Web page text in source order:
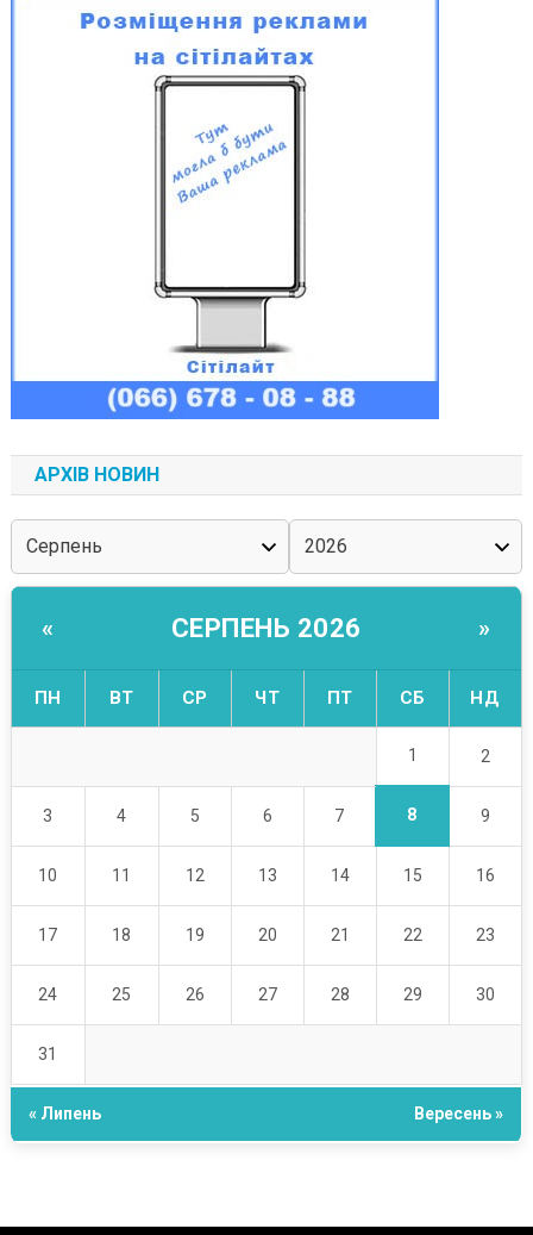
АРХІВ НОВИН
« СЕРПЕНЬ 2026 »
ПН ВТ СР ЧТ ПТ СБ НД
1 2
3 4 5 6 7 8 9
10 11 12 13 14 15 16
17 18 19 20 21 22 23
24 25 26 27 28 29 30
31
« Липень Вересень »